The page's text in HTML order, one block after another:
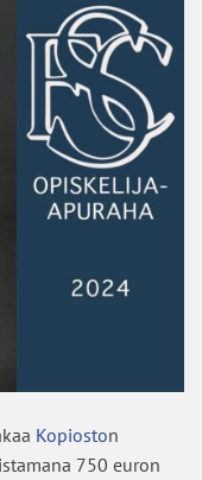
Kopioston
750 euron